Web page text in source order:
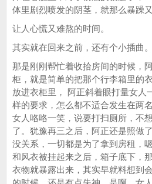
体里剧烈喷发的阴茎，就那么暴躁
让人心慌又难熬的时间。
其实就在回来之前，还有个小插曲。
那是刚刚帮忙着收拾房间的时候，
柜，就是简单的把那个行李箱里的
放进衣柜里， 阿正斜着眼打量女人
样的要求，怎么都不适合发生在两
女人咯咯一笑，说要打扫厕所，不
了。犹豫再三之后，阿正还是照做
没关系，一切都是为了拿到房租，
和风衣被挂起来之后，箱子底下，
衣物就暴露出来，其实早就料想到